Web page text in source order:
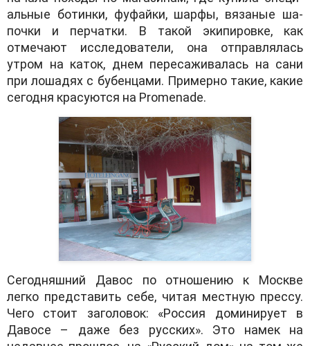
аль­ные бо­тин­ки, фу­фай­ки, шар­фы, вя­за­ные ша­
поч­ки и пер­чат­ки. В такой экипировке, как
отмечают исследователи, она отправлялась
утром на каток, днем пересаживалась на са­ни
при ло­ша­дях с бу­бен­ца­ми. Примерно такие, какие
сегодня красуются на Promenade.
Сегодняшний Давос по отношению к Москве
легко представить себе, читая местную прессу.
Чего стоит заголовок: «Россия доминирует в
Давосе – даже без русских». Это намек на